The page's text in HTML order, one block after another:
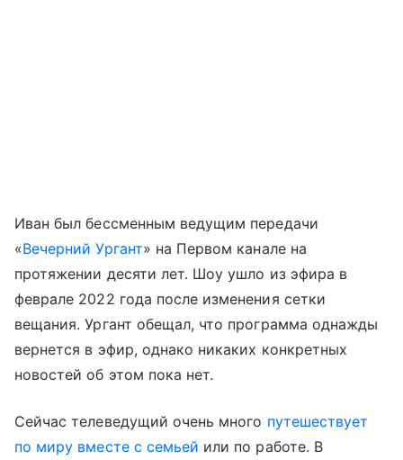
Иван был бессменным ведущим передачи
«Вечерний Ургант» на Первом канале на
протяжении десяти лет. Шоу ушло из эфира в
феврале 2022 года после изменения сетки
вещания. Ургант обещал, что программа однажды
вернется в эфир, однако никаких конкретных
новостей об этом пока нет.
Сейчас телеведущий очень много путешествует
по миру вместе с семьей или по работе. В